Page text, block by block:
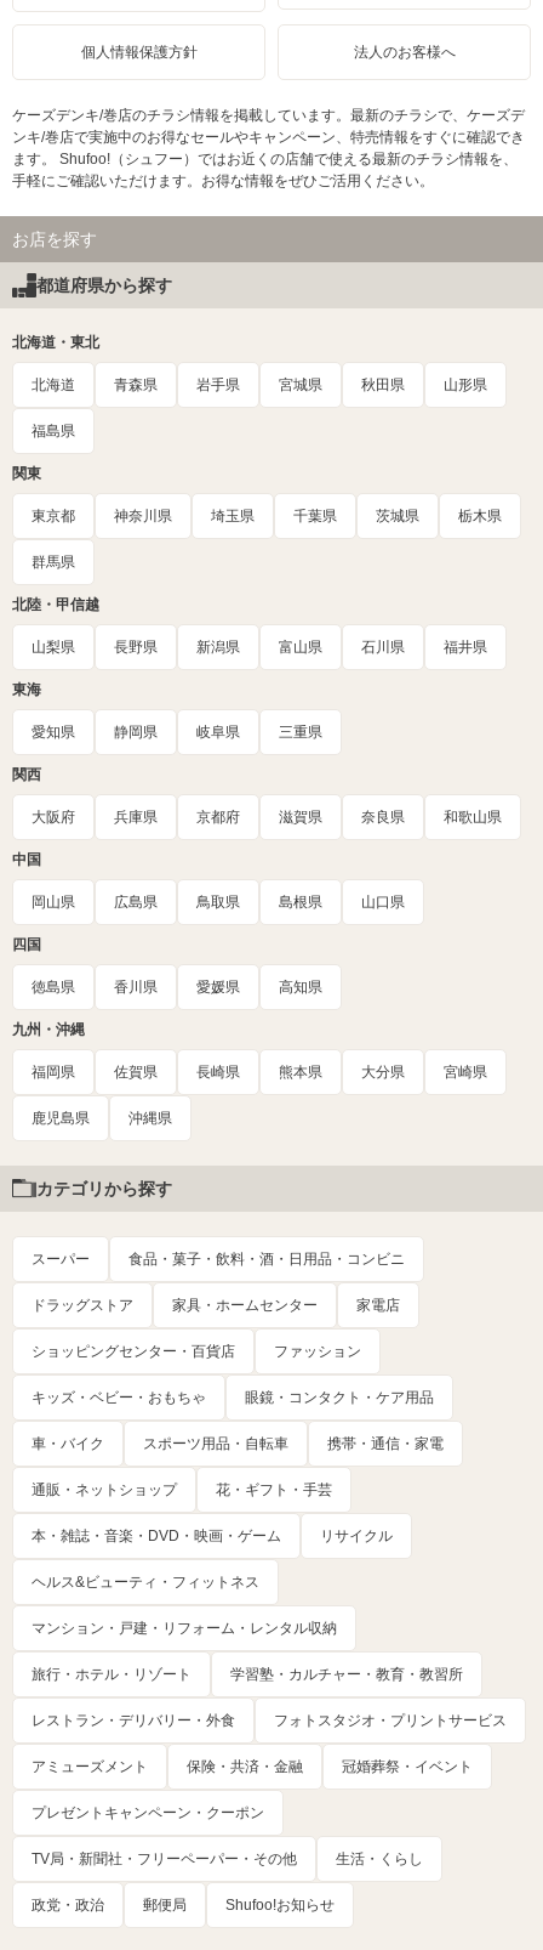
個人情報保護方針 法人のお客様へ
ケーズデンキ/巻店のチラシ情報を掲載しています。最新のチラシで、ケーズデ
ンキ/巻店で実施中のお得なセールやキャンペーン、特売情報をすぐに確認でき
ます。 Shufoo!（シュフー）ではお近くの店舗で使える最新のチラシ情報を、
手軽にご確認いただけます。お得な情報をぜひご活用ください。
お店を探す
都道府県から探す
北海道・東北
北海道 青森県 岩手県 宮城県 秋田県 山形県
福島県
関東
東京都 神奈川県 埼玉県 千葉県 茨城県 栃木県
群馬県
北陸・甲信越
山梨県 長野県 新潟県 富山県 石川県 福井県
東海
愛知県 静岡県 岐阜県 三重県
関西
大阪府 兵庫県 京都府 滋賀県 奈良県 和歌山県
中国
岡山県 広島県 鳥取県 島根県 山口県
四国
徳島県 香川県 愛媛県 高知県
九州・沖縄
福岡県 佐賀県 長崎県 熊本県 大分県 宮崎県
鹿児島県 沖縄県
カテゴリから探す
スーパー 食品・菓子・飲料・酒・日用品・コンビニ
ドラッグストア 家具・ホームセンター 家電店
ショッピングセンター・百貨店 ファッション
キッズ・ベビー・おもちゃ 眼鏡・コンタクト・ケア用品
車・バイク スポーツ用品・自転車 携帯・通信・家電
通販・ネットショップ 花・ギフト・手芸
本・雑誌・音楽・DVD・映画・ゲーム リサイクル
ヘルス&ビューティ・フィットネス
マンション・戸建・リフォーム・レンタル収納
旅行・ホテル・リゾート 学習塾・カルチャー・教育・教習所
レストラン・デリバリー・外食 フォトスタジオ・プリントサービス
アミューズメント 保険・共済・金融 冠婚葬祭・イベント
プレゼントキャンペーン・クーポン
TV局・新聞社・フリーペーパー・その他 生活・くらし
政党・政治 郵便局 Shufoo!お知らせ